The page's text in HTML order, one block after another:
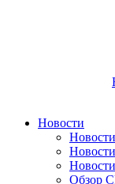
Новости
Обзор